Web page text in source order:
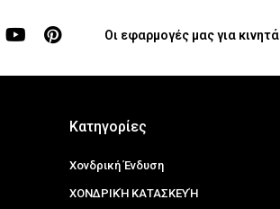
Οι εφαρμογές μας για κινητά
Κατηγορίες
Χονδρική Ένδυση
ΧΟΝΔΡΙΚΉ ΚΑΤΑΣΚΕΥΉ